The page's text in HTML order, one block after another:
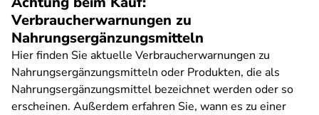
Verbraucherwarnungen zu
Nahrungsergänzungsmitteln
Hier finden Sie aktuelle Verbraucherwarnungen zu
Nahrungsergänzungsmitteln oder Produkten, die als
Nahrungsergänzungsmittel bezeichnet werden oder so
erscheinen. Außerdem erfahren Sie, wann es zu einer